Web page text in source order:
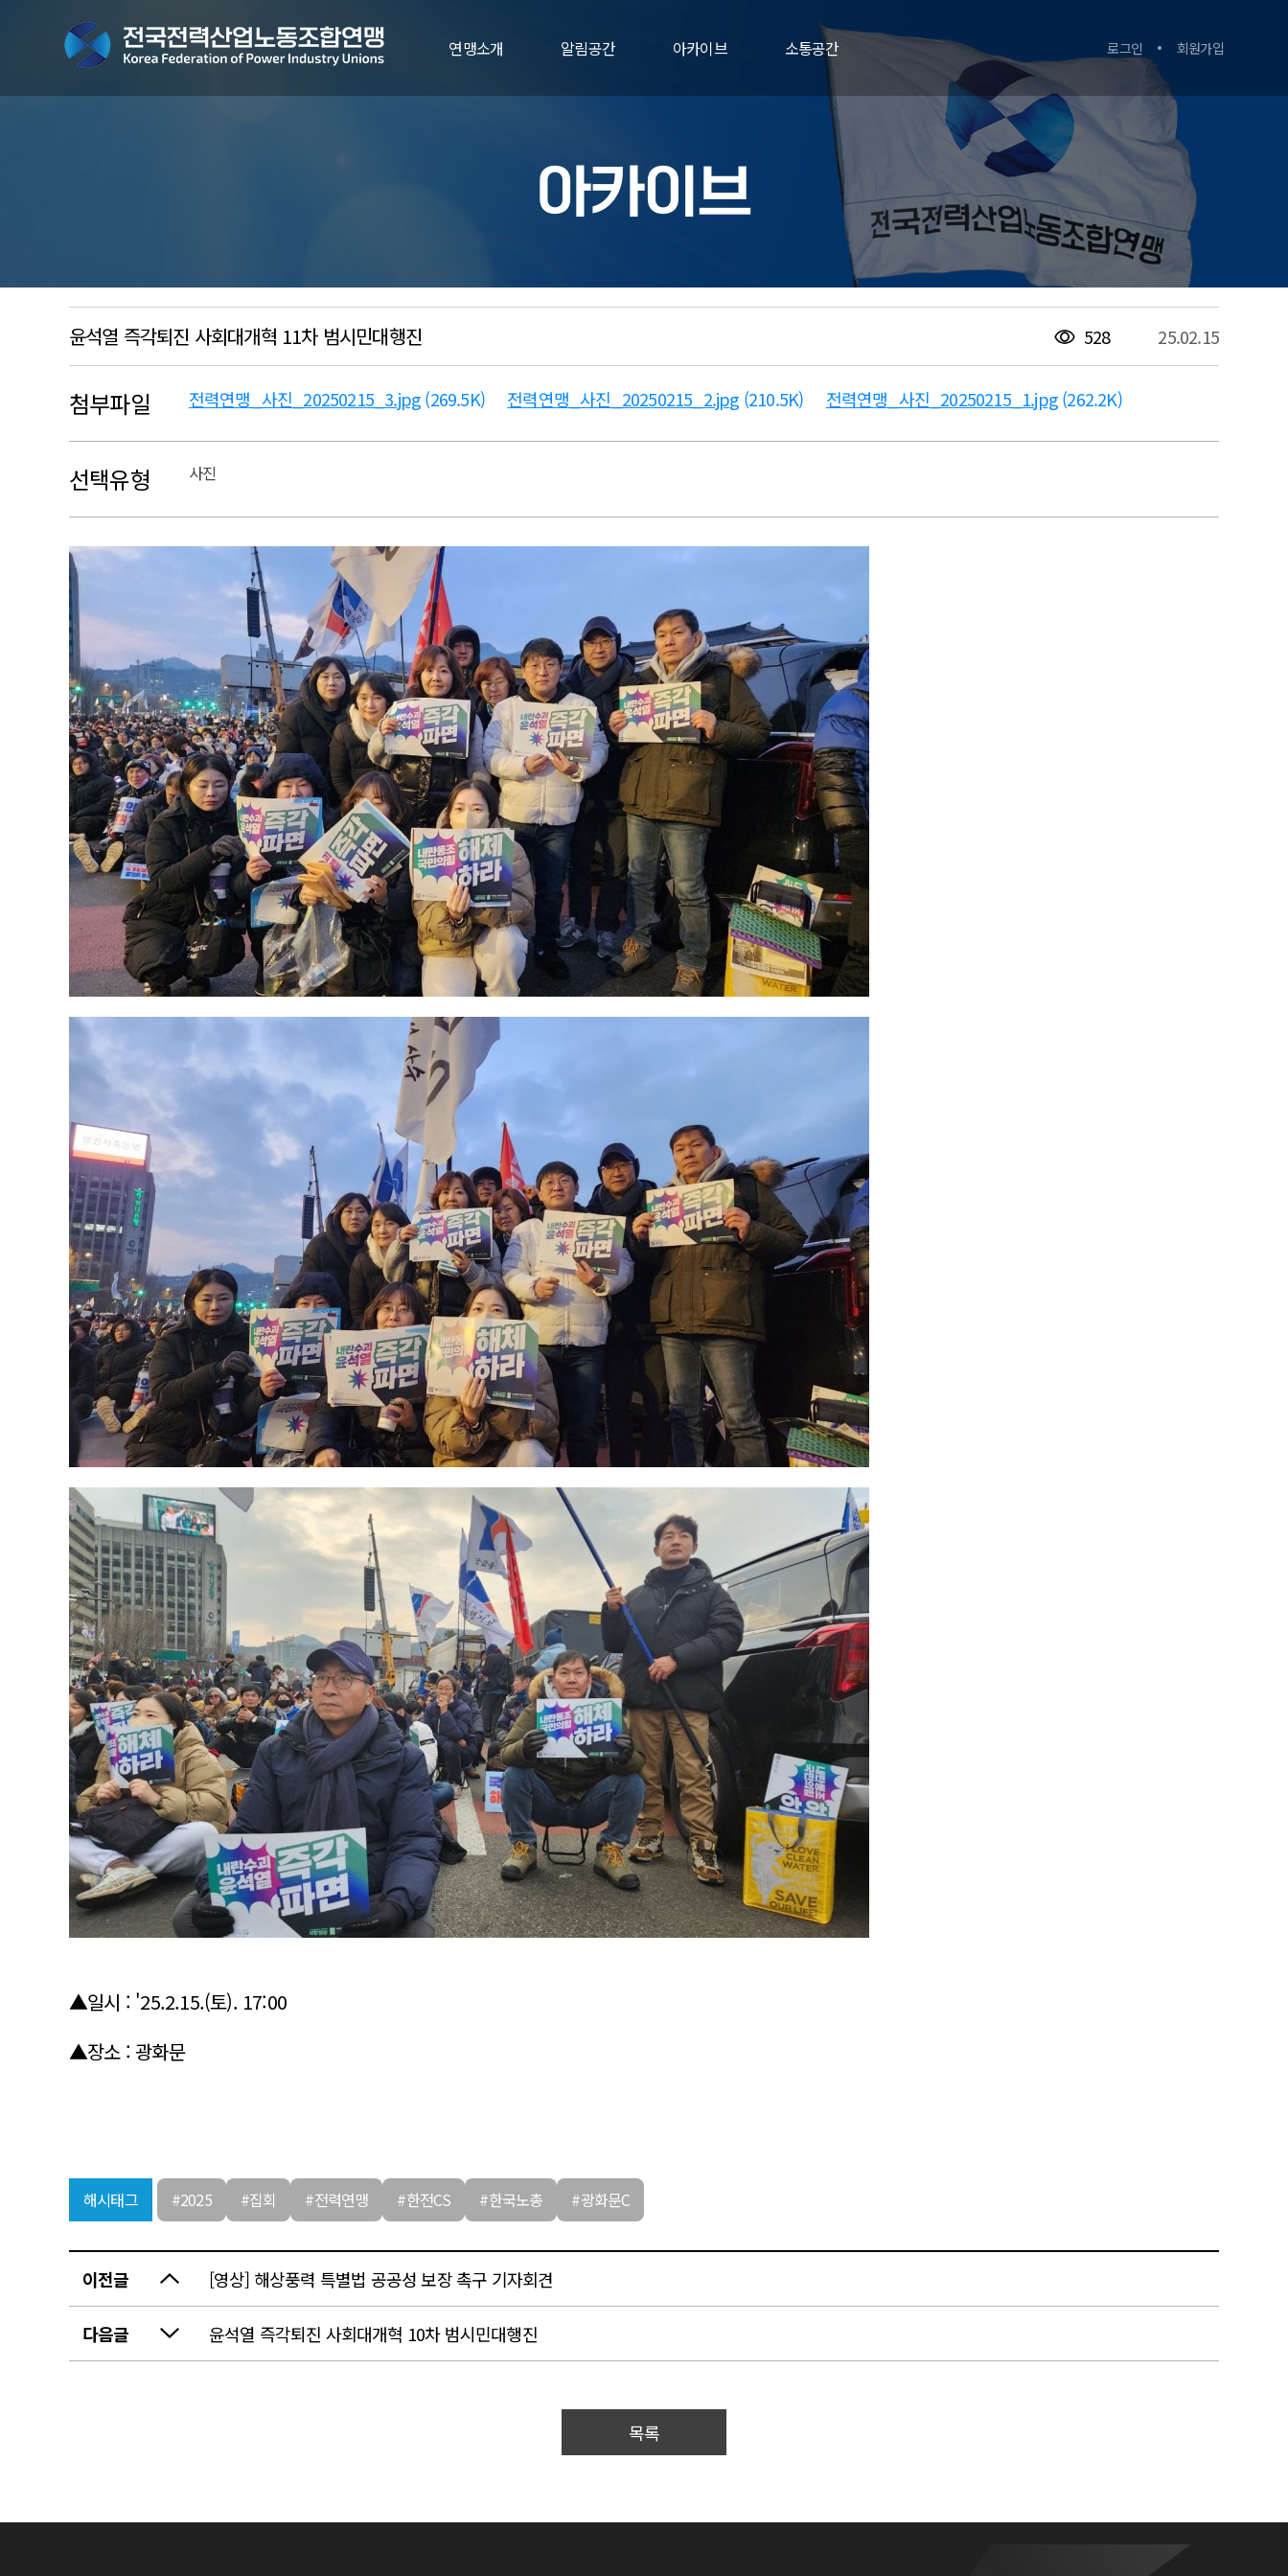
연맹소개 알림공간 아카이브 소통공간 로그인 회원가입
아카이브
윤석열 즉각퇴진 사회대개혁 11차 범시민대행진 528 25.02.15
첨부파일 전력연맹_사진_20250215_3.jpg(269.5K) 전력연맹_사진_20250215_2.jpg (210.5K) 전력연맹_사진_20250215_1.jpg(262.2K)
선택유형 사진
본문
▲일시 : '25.2.15.(토). 17:00
▲장소 : 광화문
해시태그 #2025 #집회 #전력연맹 #한전CS #한국노총 #광화문C
이전글 [영상] 해상풍력 특별법 공공성 보장 촉구 기자회견
다음글 윤석열 즉각퇴진 사회대개혁 10차 범시민대행진
목록